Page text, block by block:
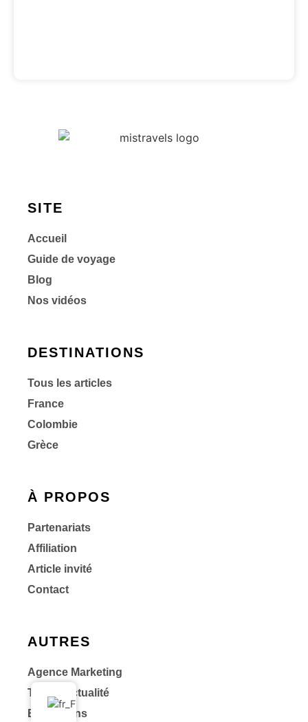
SITE
Accueil
Guide de voyage
Blog
Nos vidéos
DESTINATIONS
Tous les articles
France
Colombie
Grèce
À PROPOS
Partenariats
Affiliation
Article invité
Contact
AUTRES
Agence Marketing
Toute l’actualité
Bons plans